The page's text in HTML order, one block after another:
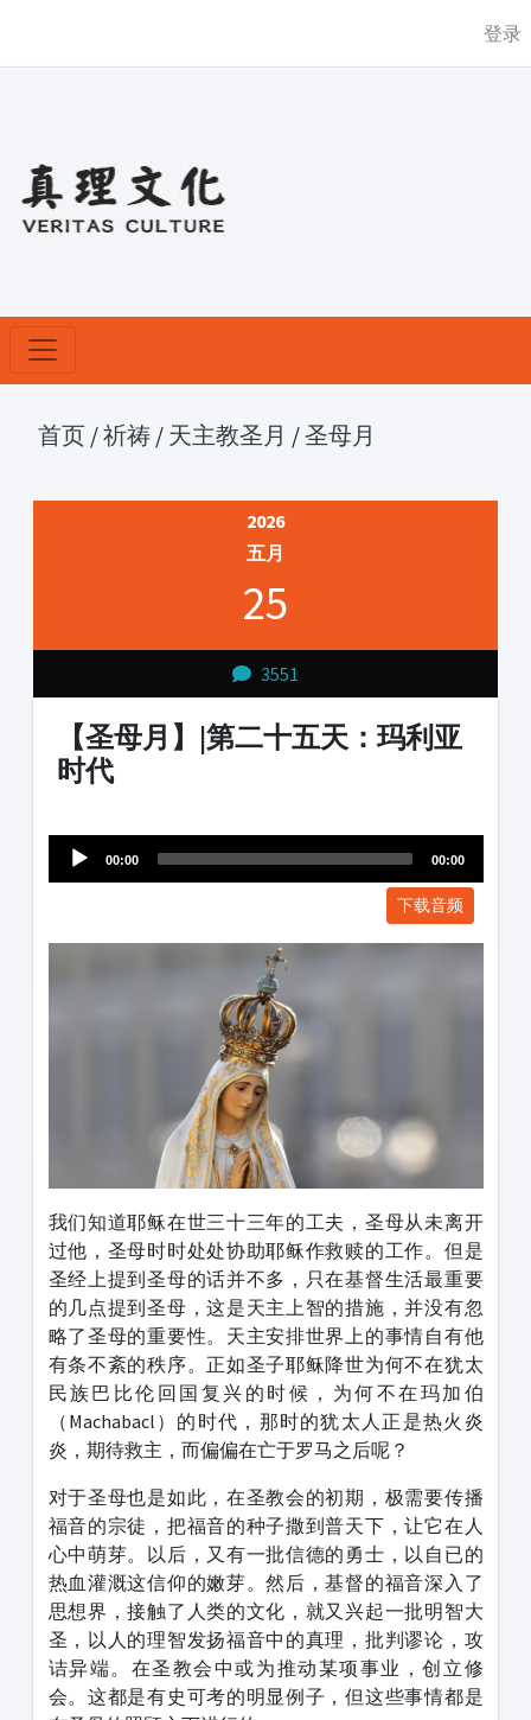
登录
首页 /祈祷 / 天主教圣月 /圣母月
2026
五月
25
3551
【圣母月】|第二十五天：玛利亚
时代
Player
00:00 00:00
下载音频
我们知道耶稣在世三十三年的工夫，圣母从未离开
过他，圣母时时处处协助耶稣作救赎的工作。但是
圣经上提到圣母的话并不多，只在基督生活最重要
的几点提到圣母，这是天主上智的措施，并没有忽
略了圣母的重要性。天主安排世界上的事情自有他
有条不紊的秩序。正如圣子耶稣降世为何不在犹太
民族巴比伦回国复兴的时候，为何不在玛加伯
（Machabacl）的时代，那时的犹太人正是热火炎
炎，期待救主，而偏偏在亡于罗马之后呢？
对于圣母也是如此，在圣教会的初期，极需要传播
福音的宗徒，把福音的种子撒到普天下，让它在人
心中萌芽。以后，又有一批信德的勇士，以自已的
热血灌溉这信仰的嫩芽。然后，基督的福音深入了
思想界，接触了人类的文化，就又兴起一批明智大
圣，以人的理智发扬福音中的真理，批判谬论，攻
诘异端。在圣教会中或为推动某项事业，创立修
会。这都是有史可考的明显例子，但这些事情都是